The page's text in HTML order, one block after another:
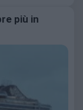
più in